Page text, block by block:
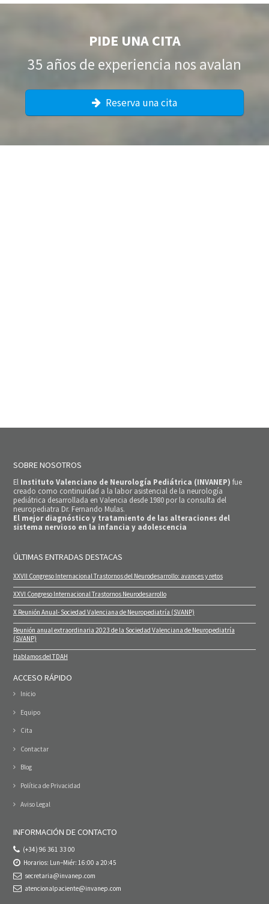
PIDE UNA CITA
35 años de experiencia nos avalan
Reserva una cita
SOBRE NOSOTROS
El Instituto Valenciano de Neurología Pediátrica (INVANEP) fue
creado como continuidad a la labor asistencial de la neurología
pediátrica desarrollada en Valencia desde 1980 por la consulta del
neuropediatra Dr. Fernando Mulas.
El mejor diagnóstico y tratamiento de las alteraciones del
sistema nervioso en la infancia y adolescencia
ÚLTIMAS ENTRADAS DESTACAS
XXVII Congreso Internacional Trastornos del Neurodesarrollo: avances y retos
XXVI Congreso Internacional Trastornos Neurodesarrollo
X Reunión Anual- Sociedad Valenciana de Neuropediatría (SVANP)
Reunión anual extraordinaria 2023 de la Sociedad Valenciana de Neuropediatría
(SVANP)
Hablamos del TDAH
ACCESO RÁPIDO
Inicio
Equipo
Cita
Contactar
Blog
Política de Privacidad
Aviso Legal
INFORMACIÓN DE CONTACTO
(+34) 96 361 33 00
Horarios: Lun–Miér: 16:00 a 20:45
secretaria@invanep.com
atencionalpaciente@invanep.com